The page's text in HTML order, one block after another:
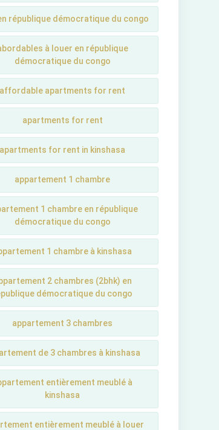
république démocratique du congo
à louer en république
démocratique du congo
affordable apartments for rent
apartments for rent
apartments for rent in kinshasa
appartement 1 chambre
1 chambre en république
démocratique du congo
1 chambre à kinshasa
2 chambres (2bhk) en
démocratique du congo
appartement 3 chambres
de 3 chambres à kinshasa
entièrement meublé à
kinshasa
entièrement meublé à louer